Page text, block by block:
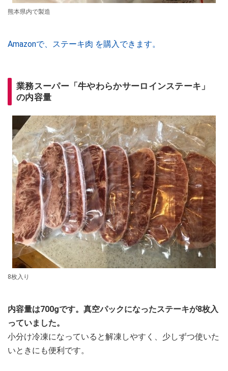
熊本県内で製造
Amazonで、ステーキ肉 を購入できます。
業務スーパー「牛やわらかサーロインステーキ」
の内容量
8枚入り
内容量は700gです。真空パックになったステーキが8枚入
っていました。
小分け冷凍になっていると解凍しやすく、少しずつ使いた
いときにも便利です。